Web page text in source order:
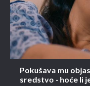
Pokušava mu
sredstvo - hoće li